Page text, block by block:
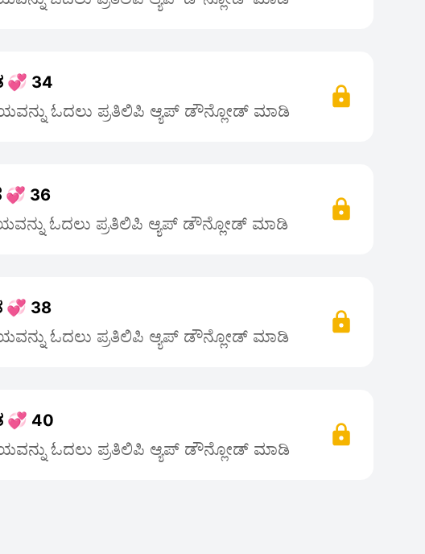
💞 34
ಓದಲು ಪ್ರತಿಲಿಪಿ ಆ್ಯಪ್ ಡೌನ್ಲೋಡ್ ಮಾಡಿ
💞 36
ಓದಲು ಪ್ರತಿಲಿಪಿ ಆ್ಯಪ್ ಡೌನ್ಲೋಡ್ ಮಾಡಿ
💞 38
ಓದಲು ಪ್ರತಿಲಿಪಿ ಆ್ಯಪ್ ಡೌನ್ಲೋಡ್ ಮಾಡಿ
💞 40
ಓದಲು ಪ್ರತಿಲಿಪಿ ಆ್ಯಪ್ ಡೌನ್ಲೋಡ್ ಮಾಡಿ